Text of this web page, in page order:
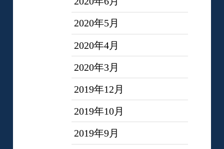
2020年5月
2020年4月
2020年3月
2019年12月
2019年10月
2019年9月